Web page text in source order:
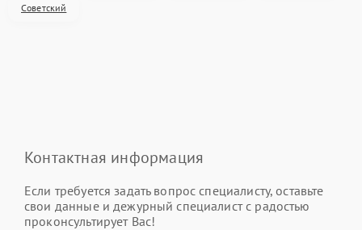
Советский
Контактная информация
Если требуется задать вопрос специалисту, оставьте
свои данные и дежурный специалист с радостью
проконсультирует Вас!